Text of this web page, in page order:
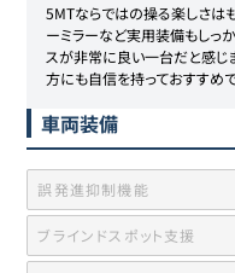
5MTならではの操る楽しさは
ーミラーなど実用装備もしっ
スが非常に良い一台だと感じ
方にも自信を持っておすすめで
車両装備
誤発進抑制機能
ブラインドスポット支援